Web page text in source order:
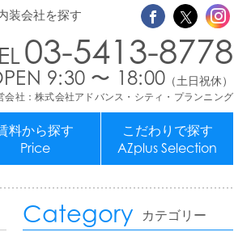
装会社を探す
料から探す
Price
こだわりで探す
AZplus Selection
03-5413-8778
9:30 〜 18:00 （土日祝休）
会社：株式会社アドバンス・シティ・プランニング
Category カテゴリー